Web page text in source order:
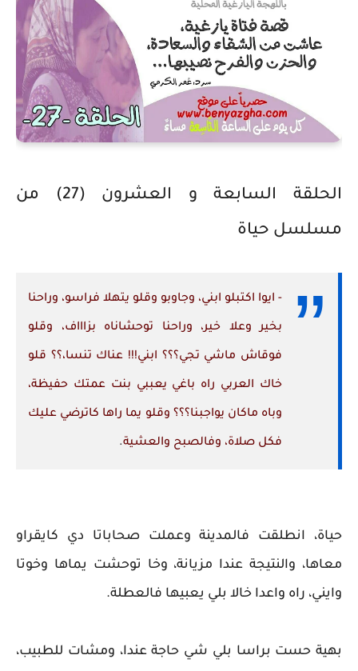
الحلقة السابعة و العشرون (27) من
مسلسل حياة
- ايوا اكتبلو ابني، وجاوبو وقلو يتهلا فراسو، وراحنا
بخير وعلا خير، وراحنا توحشاناه بزاااف، وقلو
فوقاش ماشي تجي؟؟؟ ابني!!! عناك تنسا،؟؟ قلو
خاك العربي راه باغي يعببي بنت عمتك حفيظة،
وباه ماكان يواجبنا؟؟؟ وقلو يما راها كاترضي عليك
فكل صلاة، وفالصبح والعشية.
حياة، انطلقت فالمدينة وعملت صحاباتا دي كايقراو
معاها، والنتيجة عندا مزيانة، وخا توحشت يماها وخوتا
وايني، راه واعدا خالا بلي يعبيها فالعطلة.
بهية حست براسا بلي شي حاجة عندا، ومشات للطبيب،